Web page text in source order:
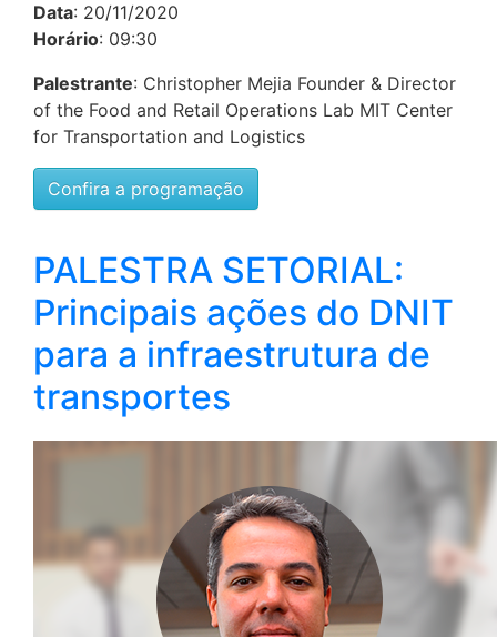
Data: 20/11/2020
Horário: 09:30
Palestrante: Christopher Mejia Founder & Director
of the Food and Retail Operations Lab MIT Center
for Transportation and Logistics
Confira a programação
PALESTRA SETORIAL:
Principais ações do DNIT
para a infraestrutura de
transportes